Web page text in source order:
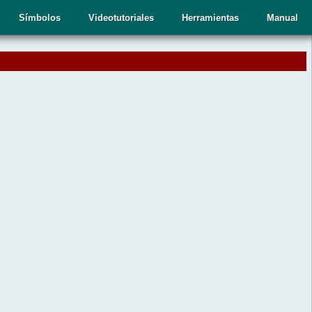
Manual
Herramientas
Videotutoriales
Símbolos